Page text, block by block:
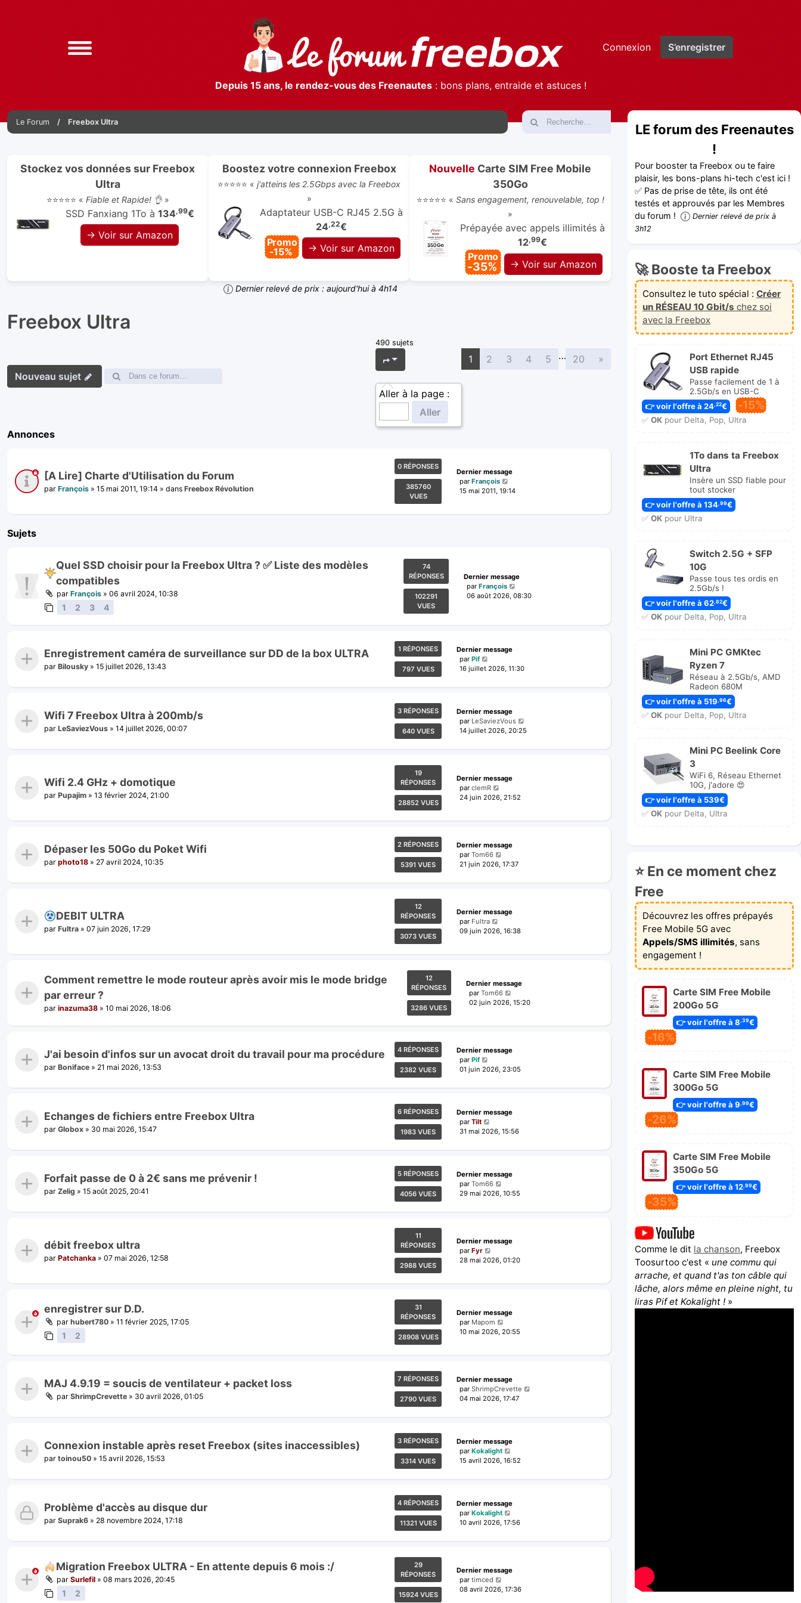
Connexion S’enregistrer
Depuis 15 ans, le rendez-vous des Freenautes: bons plans, entraide et astuces !
Le Forum Freebox Ultra
Stockez vos données sur Freebox
Ultra
⭐⭐⭐⭐⭐ « Fiable et Rapide! 👌»
SSD Fanxiang 1To à 134,99€
→ Voir sur Amazon
Boostez votre connexion Freebox
⭐⭐⭐⭐⭐ « j'atteins les 2.5Gbps avec la Freebox
»
Adaptateur USB-C RJ45 2.5G à
24,22€
Promo
-15%
→ Voir sur Amazon
Nouvelle Carte SIM Free Mobile
350Go
⭐⭐⭐⭐⭐ « Sans engagement, renouvelable, top !
»
Prépayée avec appels illimités à
12,99€
Promo
-35% → Voir sur Amazon
Dernier relevé de prix : aujourd'hui à 4h14
Freebox Ultra
Nouveau sujet
490 sujets
Page
Aller à la page :
1 2 3 4 5 … 20 »
Annonces
[A Lire] Charte d'Utilisation du Forum
par François » 15 mai 2011, 19:14 » dans Freebox Révolution
0 RÉPONSES
385760
VUES
Dernier message
par François
15 mai 2011, 19:14
Sujets
Quel SSD choisir pour la Freebox Ultra ? ✅ Liste des modèles
compatibles
par François » 06 avril 2024, 10:38
1 2 3 4
74
RÉPONSES
102291
VUES
Dernier message
par François
06 août 2026, 08:30
Enregistrement caméra de surveillance sur DD de la box ULTRA
par Bilousky » 15 juillet 2026, 13:43
1 RÉPONSES
797 VUES
Dernier message
par Pif
16 juillet 2026, 11:30
Wifi 7 Freebox Ultra à 200mb/s
par LeSaviezVous » 14 juillet 2026, 00:07
3 RÉPONSES
640 VUES
Dernier message
par LeSaviezVous
14 juillet 2026, 20:25
Wifi 2.4 GHz + domotique
par Pupajim » 13 février 2024, 21:00
19
RÉPONSES
28852 VUES
Dernier message
par clemR
24 juin 2026, 21:52
Dépaser les 50Go du Poket Wifi
par photo18 » 27 avril 2024, 10:35
2 RÉPONSES
5391 VUES
Dernier message
par Tom66
21 juin 2026, 17:37
DEBIT ULTRA
par Fultra » 07 juin 2026, 17:29
12
RÉPONSES
3073 VUES
Dernier message
par Fultra
09 juin 2026, 16:38
Comment remettre le mode routeur après avoir mis le mode bridge
par erreur ?
par inazuma38 » 10 mai 2026, 18:06
12
RÉPONSES
3286 VUES
Dernier message
par Tom66
02 juin 2026, 15:20
J'ai besoin d'infos sur un avocat droit du travail pour ma procédure
par Boniface » 21 mai 2026, 13:53
4 RÉPONSES
2382 VUES
Dernier message
par Pif
01 juin 2026, 23:05
Echanges de fichiers entre Freebox Ultra
par Globox » 30 mai 2026, 15:47
6 RÉPONSES
1983 VUES
Dernier message
par Tilt
31 mai 2026, 15:56
Forfait passe de 0 à 2€ sans me prévenir !
par Zelig » 15 août 2025, 20:41
5 RÉPONSES
4056 VUES
Dernier message
par Tom66
29 mai 2026, 10:55
débit freebox ultra
par Patchanka » 07 mai 2026, 12:58
11
RÉPONSES
2988 VUES
Dernier message
par Fyr
28 mai 2026, 01:20
enregistrer sur D.D.
par hubert780 » 11 février 2025, 17:05
1 2
31
RÉPONSES
28908 VUES
Dernier message
par Mapom
10 mai 2026, 20:55
MAJ 4.9.19 = soucis de ventilateur + packet loss
par ShrimpCrevette » 30 avril 2026, 01:05
7 RÉPONSES
2790 VUES
Dernier message
par ShrimpCrevette
04 mai 2026, 17:47
Connexion instable après reset Freebox (sites inaccessibles)
par toinou50 » 15 avril 2026, 15:53
3 RÉPONSES
3314 VUES
Dernier message
par Kokalight
15 avril 2026, 16:52
Problème d'accès au disque dur
par Suprak6 » 28 novembre 2024, 17:18
4 RÉPONSES
11321 VUES
Dernier message
par Kokalight
10 avril 2026, 17:56
Migration Freebox ULTRA - En attente depuis 6 mois :/
par Surlefil » 08 mars 2026, 20:45
1 2
29
RÉPONSES
15924 VUES
Dernier message
par timced
08 avril 2026, 17:36
LE forum des Freenautes
!
Pour booster ta Freebox ou te faire
plaisir, les bons-plans hi-tech c'est ici !
✅ Pas de prise de tête, ils ont été
testés et approuvés par les Membres
du forum !
Dernier relevé de prix à
3h12
🚀 Booste ta Freebox
Consultez le tuto spécial : Créer
un RÉSEAU 10 Gbit/s chez soi
avec la Freebox
Port Ethernet RJ45
USB rapide
Passe facilement de 1 à
2.5Gb/s en USB-C
👉 voir l'offre à 24,22€ -15%
✅ OKpour Delta, Pop, Ultra
1To dans ta Freebox
Ultra
Insère un SSD fiable pour
tout stocker
👉 voir l'offre à 134 ,99€
✅ OKpour Ultra
Switch 2.5G + SFP
10G
Passe tous tes ordis en
2.5Gb/s !
👉 voir l'offre à 62,82€
✅ OKpour Delta, Pop, Ultra
Mini PC GMKtec
Ryzen 7
Réseau à 2.5Gb/s, AMD
Radeon 680M
👉 voir l'offre à 519,96€
✅ OKpour Delta, Pop, Ultra
Mini PC Beelink Core
3
WiFi 6, Réseau Ethernet
10G, j'adore 😍
👉 voir l'offre à 539€
✅ OKpour Delta, Ultra
⭐ En ce moment chez
Free
Découvrez les offres prépayés
Free Mobile 5G avec
Appels/SMS illimités, sans
engagement !
Carte SIM Free Mobile
200Go 5G
👉 voir l'offre à 8,39€
-16%
Carte SIM Free Mobile
300Go 5G
👉 voir l'offre à 9 ,99€
-26%
Carte SIM Free Mobile
350Go 5G
👉 voir l'offre à 12,99€
-35%
Comme le dit la chanson, Freebox
Toosurtoo c'est « une commu qui
arrache, et quand t'as ton câble qui
lâche, alors même en pleine night, tu
liras Pif et Kokalight ! »